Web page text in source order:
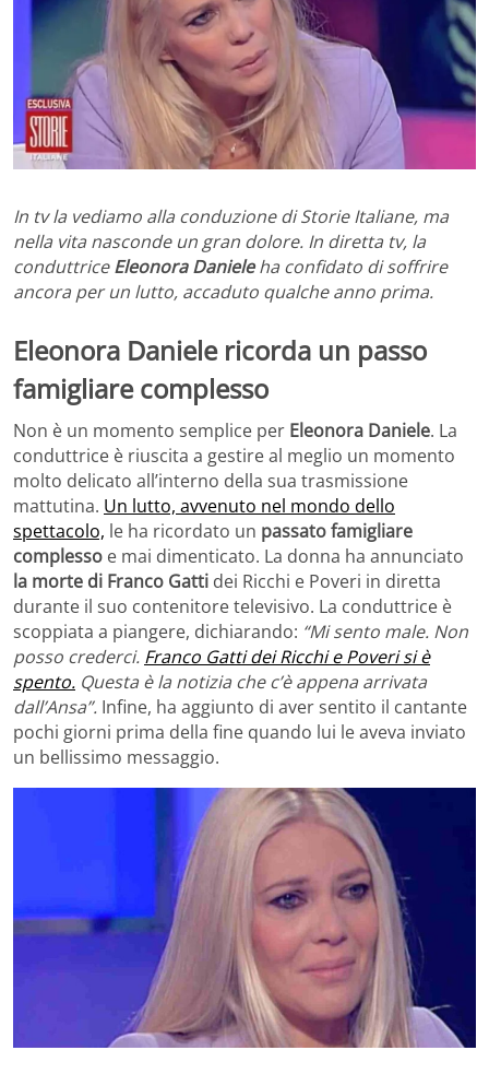
In tv la vediamo alla conduzione di Storie Italiane, ma
nella vita nasconde un gran dolore. In diretta tv, la
conduttriceEleonora Danieleha confidato di soffrire
ancora per un lutto, accaduto qualche anno prima.
Eleonora Daniele ricorda un passo
famigliare complesso
Non è un momento semplice per Eleonora Daniele. La
conduttrice è riuscita a gestire al meglio un momento
molto delicato all’interno della sua trasmissione
mattutina. Un lutto, avvenuto nel mondo dello
spettacolo, le ha ricordato un passato famigliare
complesso e mai dimenticato. La donna ha annunciato
la morte di Franco Gatti dei Ricchi e Poveri in diretta
durante il suo contenitore televisivo. La conduttrice è
scoppiata a piangere, dichiarando: “Mi sento male. Non
posso crederci. Franco Gatti dei Ricchi e Poveri si è
spento. Questa è la notizia che c’è appena arrivata
dall’Ansa”. Infine, ha aggiunto di aver sentito il cantante
pochi giorni prima della fine quando lui le aveva inviato
un bellissimo messaggio.